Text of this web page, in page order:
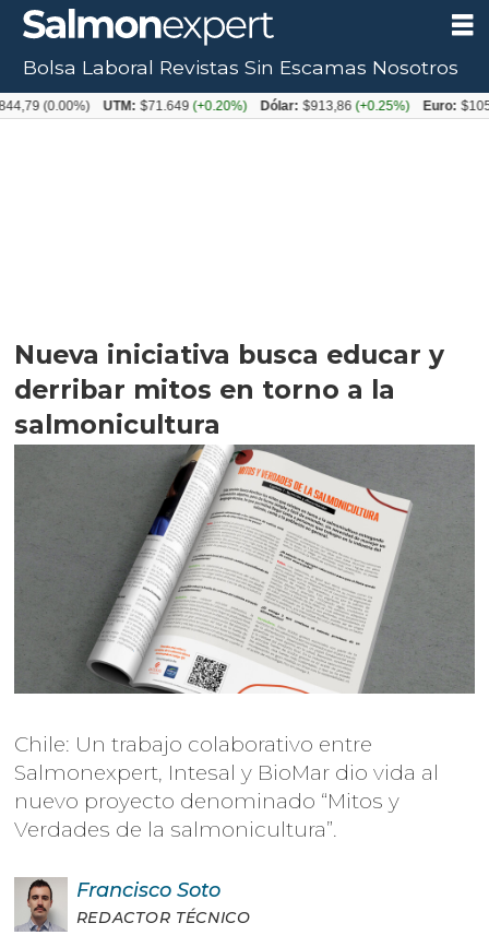
Nueva iniciativa busca educar y
derribar mitos en torno a la
salmonicultura
Chile: Un trabajo colaborativo entre
Salmonexpert, Intesal y BioMar dio vida al
nuevo proyecto denominado “Mitos y
Verdades de la salmonicultura”.
Francisco Soto
REDACTOR TÉCNICO
Bolsa Laboral Revistas Sin Escamas Nosotros
UTM: $71.649(+0.20%) Dólar: $913,86(+0.25%) Euro: $1053,08(-